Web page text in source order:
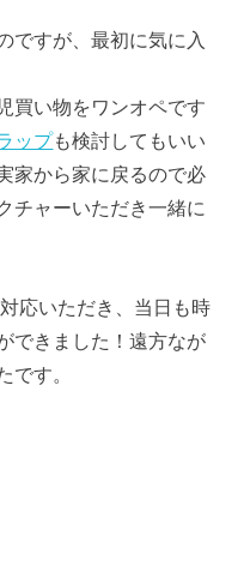
ですが、最初に気に入
買い物をワンオペです
ップも検討してもいい
家から家に戻るので必
チャーいただき一緒に
応いただき、当日も時
できました！遠方なが
です。